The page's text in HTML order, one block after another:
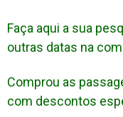
Faça aqui a sua
outras datas na
Comprou as
com descontos